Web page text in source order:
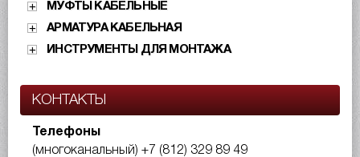
МУФТЫ КАБЕЛЬНЫЕ
АРМАТУРА КАБЕЛЬНАЯ
ИНСТРУМЕНТЫ ДЛЯ МОНТАЖА
КОНТАКТЫ
Телефоны
(многоканальный) +7 (812) 329 89 49